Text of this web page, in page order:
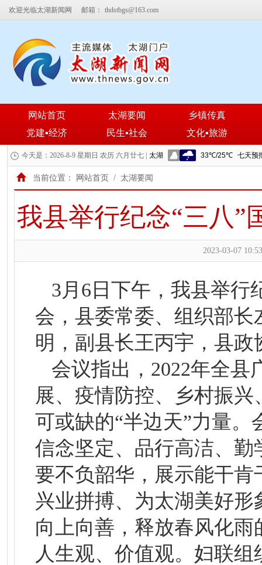
欢迎光临太湖新闻网 邮箱： thdstbgs@163.com
网站首页 太湖要闻
乡镇传真
党建▪经济
民生▪社会 文化▪旅游
今天是：2026-8-9 星期日 农历 六月廿七 |
当前位置： 网站首页 / 太湖要闻
我县举行纪念“三八”
2023-03-07
3月6日下午，我县举行
会，县委常委、组织部
明，副县长王丙宇，县
会议指出，2022年全
展、疫情防控、乡村振
可或缺的“半边天”力量
信念坚定、品行高洁、
要不负韶华，展示能干
兴业拼搏、为太湖美好
向上向善，释放春风化
人生观、价值观。妇联